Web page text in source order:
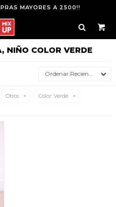
MAYORES A 2500!!
NIÑO COLOR VERDE
Recientes
Otros Color: Verde